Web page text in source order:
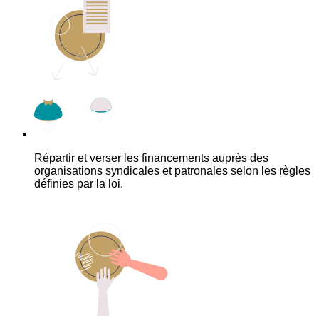
Répartir et verser les financements auprès des
organisations syndicales et patronales selon les règles
définies par la loi.